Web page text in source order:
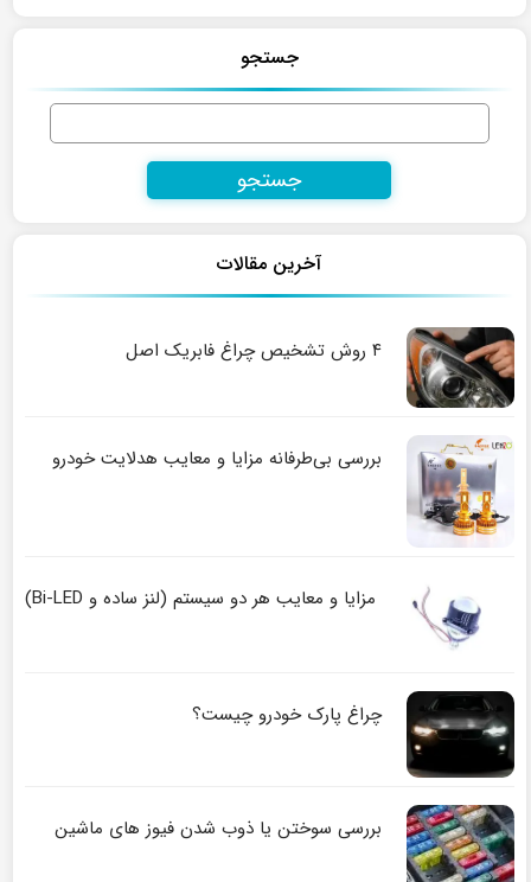
جستجو
جستجو
آخرین مقالات
۴ روش تشخیص چراغ فابریک اصل
بررسی بی‌طرفانه مزایا و معایب هدلایت خودرو
مزایا و معایب هر دو سیستم (لنز ساده و Bi-LED)
چراغ پارک خودرو چیست؟
بررسی سوختن یا ذوب شدن فیوز های ماشین